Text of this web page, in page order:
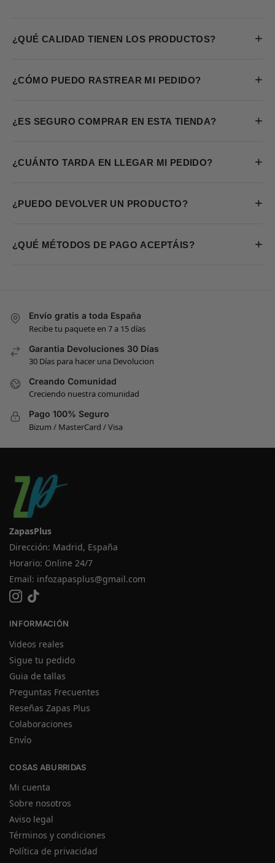
¿QUÉ CALIDAD TIENEN LOS PRODUCTOS? +
¿CÓMO PUEDO RASTREAR MI PEDIDO? +
¿ES SEGURO COMPRAR EN ESTA TIENDA? +
¿CUÁNTO TARDA EN LLEGAR MI PEDIDO? +
¿PUEDO DEVOLVER UN PRODUCTO? +
¿QUÉ MÉTODOS DE PAGO ACEPTÁIS? +
Envío gratis a toda España
Recibe tu paquete en 7 a 15 días
Garantia Devoluciones 30 Días
30 Días para hacer una Devolucion
Creando Comunidad
Creciendo nuestra comunidad
Pago 100% Seguro
Bizum / MasterCard / Visa
ZapasPlus
Dirección: Madrid, España
Horario: Online 24/7
Email: infozapasplus@gmail.com
INFORMACIÓN
Videos reales
Sigue tu pedido
Guia de tallas
Preguntas Frecuentes
Reseñas Zapas Plus
Colaboraciones
Envío
COSAS ABURRIDAS
Mi cuenta
Sobre nosotros
Aviso legal
Términos y condiciones
Política de privacidad